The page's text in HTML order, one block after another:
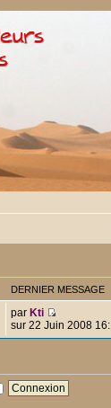
DERNIER MESSAGE
par Kti
sur 22 Juin 2008